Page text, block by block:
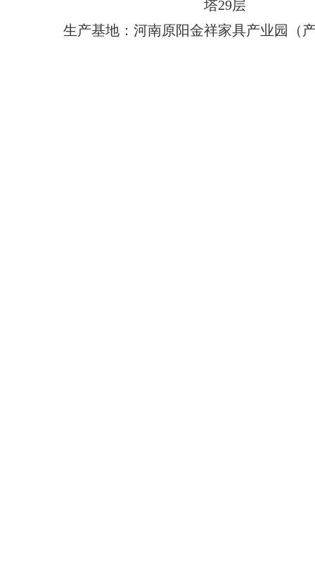
塔29层
生产基地：河南原阳金祥家具产业园（